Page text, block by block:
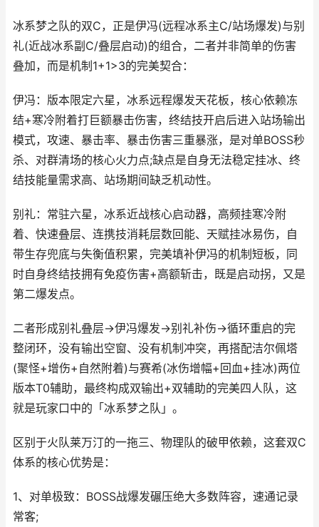
冰系梦之队的双C，正是伊冯(远程冰系主C/站场爆发)与别
礼(近战冰系副C/叠层启动)的组合，二者并非简单的伤害
叠加，而是机制1+1>3的完美契合：
伊冯：版本限定六星，冰系远程爆发天花板，核心依赖冻
结+寒冷附着打巨额暴击伤害，终结技开启后进入站场输出
模式，攻速、暴击率、暴击伤害三重暴涨，是对单BOSS秒
杀、对群清场的核心火力点;缺点是自身无法稳定挂冰、终
结技能量需求高、站场期间缺乏机动性。
别礼：常驻六星，冰系近战核心启动器，高频挂寒冷附
着、快速叠层、连携技消耗层数回能、天赋挂冰易伤，自
带生存兜底与失衡值积累，完美填补伊冯的机制短板，同
时自身终结技拥有免疫伤害+高额斩击，既是启动拐，又是
第二爆发点。
二者形成别礼叠层→伊冯爆发→别礼补伤→循环重启的完
整闭环，没有输出空窗、没有机制冲突，再搭配洁尔佩塔
(聚怪+增伤+自然附着)与赛希(冰伤增幅+回血+挂冰)两位
版本T0辅助，最终构成双输出+双辅助的完美四人队，这
就是玩家口中的「冰系梦之队」。
区别于火队莱万汀的一拖三、物理队的破甲依赖，这套双C
体系的核心优势是：
1、对单极致：BOSS战爆发碾压绝大多数阵容，速通记录
常客;